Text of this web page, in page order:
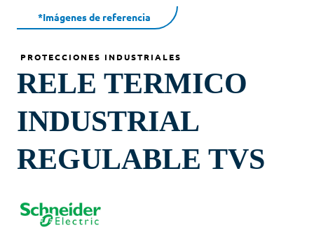
*Imágenes de referencia
PROTECCIONES INDUSTRIALES
RELE TERMICO
INDUSTRIAL
REGULABLE TVS